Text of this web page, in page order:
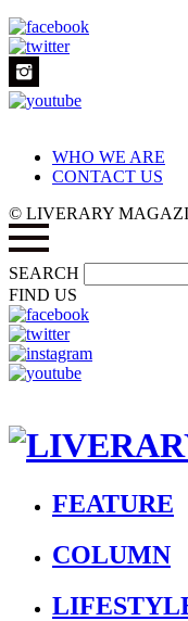
WHO WE ARE
CONTACT US
© LIVERARY
SEARCH
FIND US
FEATURE
COLUMN